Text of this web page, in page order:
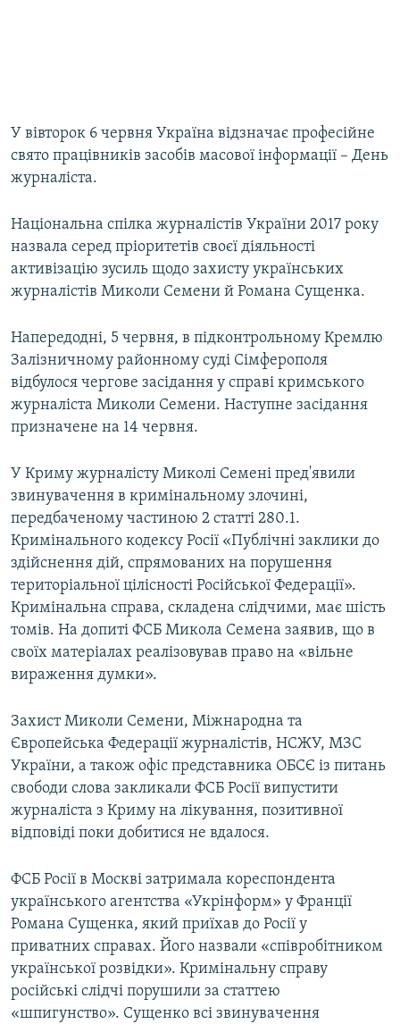
У вівторок 6 червня Україна відзначає професійне
свято працівників засобів масової інформації – День
журналіста.
Національна спілка журналістів України 2017 року
назвала серед пріоритетів своєї діяльності
активізацію зусиль щодо захисту українських
журналістів Миколи Семени й Романа Сущенка.
Напередодні, 5 червня, в підконтрольному Кремлю
Залізничному районному суді Сімферополя
відбулося чергове засідання у справі кримського
журналіста Миколи Семени. Наступне засідання
призначене на 14 червня.
У Криму журналісту Миколі Семені пред'явили
звинувачення в кримінальному злочині,
передбаченому частиною 2 статті 280.1.
Кримінального кодексу Росії «Публічні заклики до
здійснення дій, спрямованих на порушення
територіальної цілісності Російської Федерації».
Кримінальна справа, складена слідчими, має шість
томів. На допиті ФСБ Микола Семена заявив, що в
своїх матеріалах реалізовував право на «вільне
вираження думки».
Захист Миколи Семени, Міжнародна та
Європейська Федерації журналістів, НСЖУ, МЗС
України, а також офіс представника ОБСЄ із питань
свободи слова закликали ФСБ Росії випустити
журналіста з Криму на лікування, позитивної
відповіді поки добитися не вдалося.
ФСБ Росії в Москві затримала кореспондента
українського агентства «Укрінформ» у Франції
Романа Сущенка, який приїхав до Росії у
приватних справах. Його назвали «співробітником
української розвідки». Кримінальну справу
російські слідчі порушили за статтею
«шпигунство». Сущенко всі звинувачення